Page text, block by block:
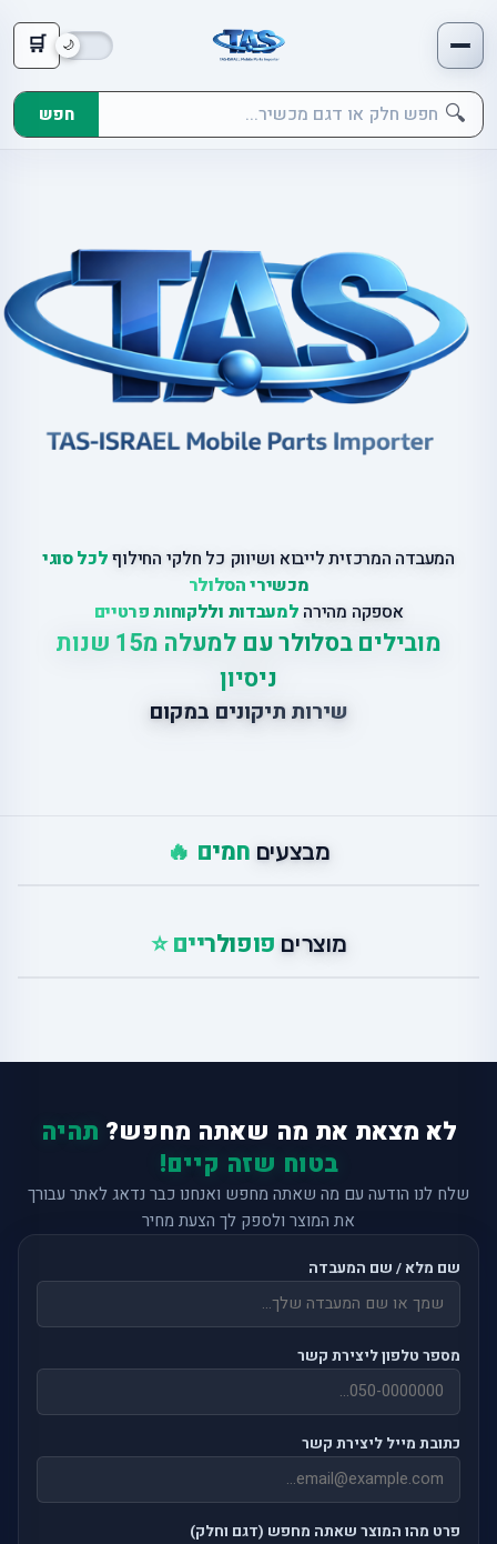
🛒
🔍 חפש
המעבדה המרכזית לייבוא ושיווק כל חלקי החילוףלכל סוגי
מכשירי הסלולר
אספקה מהירה למעבדות וללקוחות פרטיים
מובילים בסלולר עם למעלה מ15 שנות
ניסיון
שירות תיקונים במקום
מבצעים חמים 🔥
מוצרים פופולריים ⭐
לא מצאת את מה שאתה מחפש? תהיה
בטוח שזה קיים!
שלח לנו הודעה עם מה שאתה מחפש ואנחנו כבר נדאג לאתר עבורך
את המוצר ולספק לך הצעת מחיר
שם מלא / שם המעבדה
מספר טלפון ליצירת קשר
כתובת מייל ליצירת קשר
פרט מהו המוצר שאתה מחפש (דגם וחלק)